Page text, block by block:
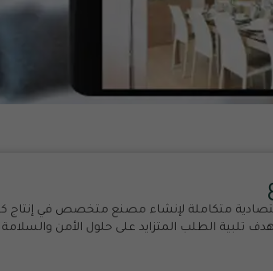
متكاملة لإنشاء مصنع متخصص في إنتاج
تلبية الطلب المتزايد على حلول الأمن